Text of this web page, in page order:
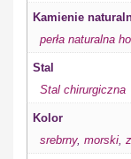
Kamienie
perła naturalna
Stal
Stal chirurgiczna
Kolor
srebrny, morski,